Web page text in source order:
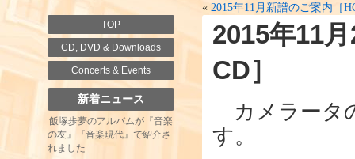
TOP
CD, DVD & Downloads
Concerts & Events
新着ニュース
飯塚歩夢のアルバムが『音楽
の友』『音楽現代』で紹介さ
れました
« 2015年11月新譜のご案内［
2015年11
CD］
カメラータ
す。